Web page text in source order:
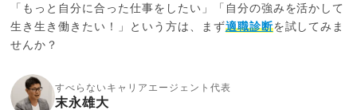
「もっと自分に合った仕事をしたい」「自分の強みを活かして
生き生き働きたい！」という方は、まず適職診断を試してみま
せんか？
すべらないキャリアエージェント代表
末永雄大